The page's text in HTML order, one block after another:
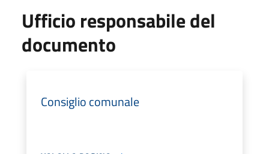
Ufficio responsabile del
documento
Consiglio comunale